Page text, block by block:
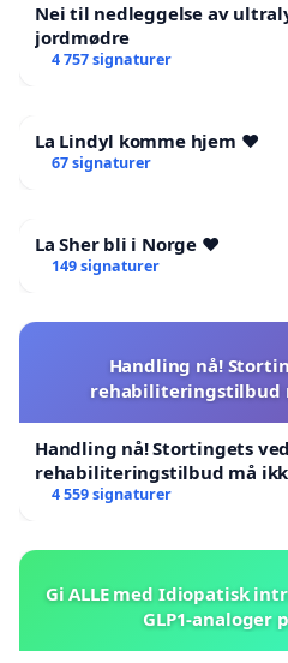
Nei til nedleggelse av
jordmødre
4 757 signaturer
La Lindyl komme hjem ❤️
67 signaturer
La Sher bli i Norge ❤️
149 signaturer
Handling nå!
rehabiliteringstilbud
Handling nå! Stortingets
rehabiliteringstilbud må
4 559 signaturer
Gi ALLE med Idiopatisk
GLP1-analoger